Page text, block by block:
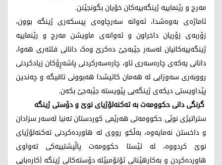
مەرج و رێنماییە ژینگەییەکان خۆیان بگونجێنن.
ئاماژەی بەوەشدا، ئەوانە سەرچاوەی پیسکەری ژینگە بوون،
زۆربەی زۆریان داخراون و ئەوانەی ماویشن مەرج و رێنماییە
ژینگەییەکانیان لەسەر جێبەجێ دەکرێ وەک دانانی فلتەری هەوا،
دانانی یەکەی چارەسەری ئاو، چارەسەرکردنی پاشەڕۆکان زیادکردنی
رووبەری سەوزایی لە هەمان کاتیشدا هەبوونی تاقیگە و چەندین
پێداویستی دیکەی ژینگەیی پێویستە جێبەجێ بکەن.
گرنگی دانی حکوومەت بە تەکنەلۆژیای نوێ و دۆستی ژینگە
ستراتیژی نوێی حکوومەتی هەرێمی کوردستان تەنیا لەسەر سزادان
و داخستن نەمایەوە، بەڵکو رووی لە هاوردەکردنی تەکنەلۆژیای
نوێ کردووە، لە ئێستا حکوومەت پاڵپشتییەکی تەواوی
هاوردەکردن و بەکارهێنانی ئۆتۆمبێلە دۆستەکانی ژینگە (کارەبایی